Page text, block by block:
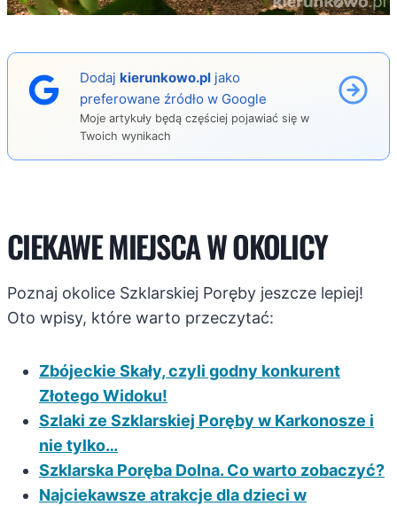
Dodajkierunkowo.pl jako
preferowane źródło w Google
Moje artykuły będą częściej pojawiać się w
Twoich wynikach
CIEKAWE MIEJSCA W OKOLICY
Poznaj okolice Szklarskiej Poręby jeszcze lepiej!
Oto wpisy, które warto przeczytać:
Zbójeckie Skały, czyli godny konkurent
Złotego Widoku!
Szlaki ze Szklarskiej Poręby w Karkonosze i
nie tylko…
Szklarska Poręba Dolna. Co warto zobaczyć?
Najciekawsze atrakcje dla dzieci w